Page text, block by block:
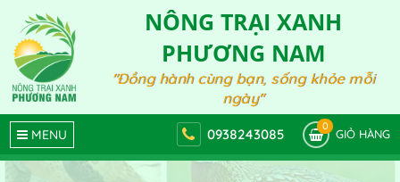
NÔNG TRẠI XANH
PHƯƠNG NAM
"Đồng hành cùng bạn, sống khỏe mỗi
ngày"
MENU 0938243085
0
GIỎ HÀNG